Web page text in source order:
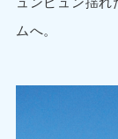
ムへ。